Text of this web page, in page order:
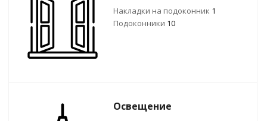
Накладки на подоконник 1
Подоконники 10
Освещение